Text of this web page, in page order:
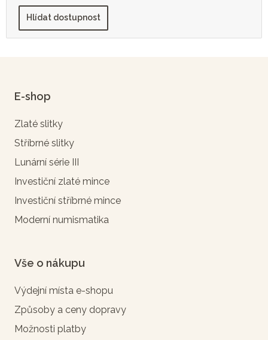
E-shop
Zlaté slitky
Stříbrné slitky
Lunární série III
Investiční zlaté mince
Investiční stříbrné mince
Moderní numismatika
Vše o nákupu
Výdejní místa e-shopu
Způsoby a ceny dopravy
Možnosti platby